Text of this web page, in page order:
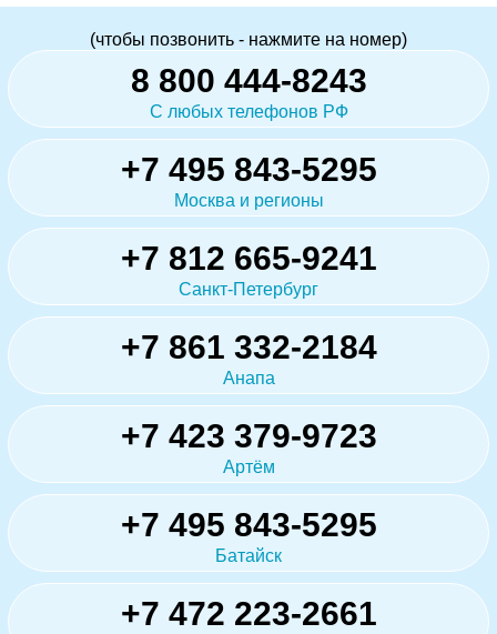
(чтобы позвонить - нажмите на номер)
8 800 444-8243
С любых телефонов РФ
+7 495 843-5295
Москва и регионы
+7 812 665-9241
Санкт-Петербург
+7 861 332-2184
Анапа
+7 423 379-9723
Артём
+7 495 843-5295
Батайск
+7 472 223-2661